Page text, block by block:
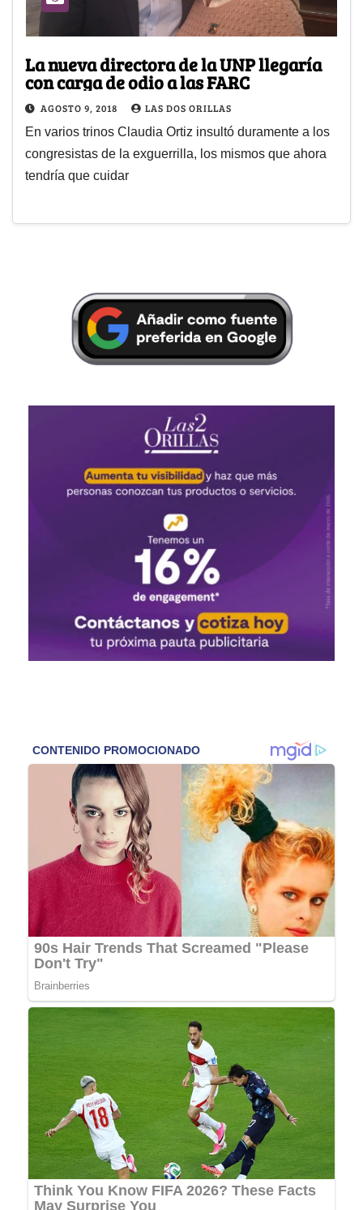
La nueva directora de la UNP llegaría
con carga de odio a las FARC
AGOSTO 9, 2018 LAS DOS ORILLAS
En varios trinos Claudia Ortiz insultó duramente a los
congresistas de la exguerrilla, los mismos que ahora
tendría que cuidar